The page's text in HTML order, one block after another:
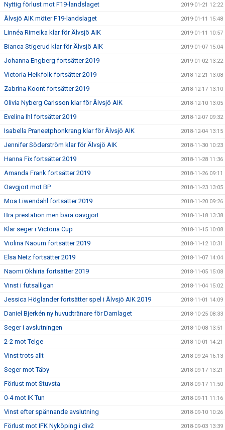
Nyttig förlust mot F19-landslaget 2019-01-21 12:22
Älvsjö AIK möter F19-landslaget 2019-01-11 15:48
Linnéa Rimeika klar för Älvsjö AIK 2019-01-11 10:57
Bianca Stigerud klar för Älvsjö AIK 2019-01-07 15:04
Johanna Engberg fortsätter 2019 2019-01-02 13:22
Victoria Heikfolk fortsätter 2019 2018-12-21 13:08
Zabrina Koont fortsätter 2019 2018-12-17 13:10
Olivia Nyberg Carlsson klar för Älvsjö AIK 2018-12-10 13:05
Evelina Ihl fortsätter 2019 2018-12-07 09:32
Isabella Praneetphonkrang klar för Älvsjö AIK 2018-12-04 13:15
Jennifer Söderström klar för Älvsjö AIK 2018-11-30 10:23
Hanna Fix fortsätter 2019 2018-11-28 11:36
Amanda Frank fortsätter 2019 2018-11-26 09:11
Oavgjort mot BP 2018-11-23 13:05
Moa Liwendahl fortsätter 2019 2018-11-20 09:26
Bra prestation men bara oavgjort 2018-11-18 13:38
Klar seger i Victoria Cup 2018-11-15 10:08
Violina Naoum fortsätter 2019 2018-11-12 10:31
Elsa Netz fortsätter 2019 2018-11-07 14:04
Naomi Okhiria fortsätter 2019 2018-11-05 15:08
Vinst i futsalligan 2018-11-04 15:02
Jessica Höglander fortsätter spel i Älvsjö AIK 2019 2018-11-01 14:09
Daniel Bjerkén ny huvudtränare för Damlaget 2018-10-25 08:33
Seger i avslutningen 2018-10-08 13:51
2-2 mot Telge 2018-10-01 14:21
Vinst trots allt 2018-09-24 16:13
Seger mot Täby 2018-09-17 13:21
Förlust mot Stuvsta 2018-09-17 11:50
0-4 mot IK Tun 2018-09-11 11:16
Vinst efter spännande avslutning 2018-09-10 10:26
Förlust mot IFK Nyköping i div2 2018-09-03 13:39